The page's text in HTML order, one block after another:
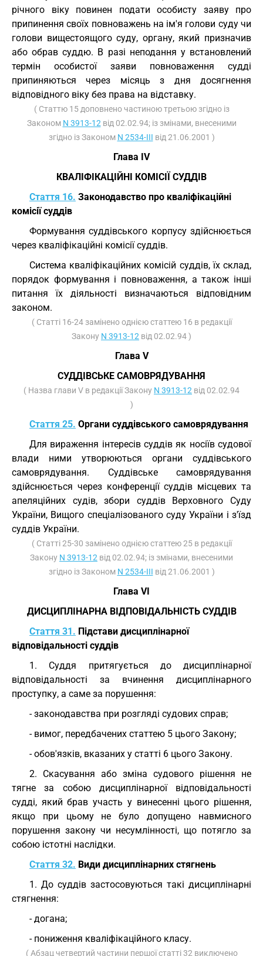
річного віку повинен подати особисту заяву про
припинення своїх повноважень на ім'я голови суду чи
голови вищестоящого суду, органу, який призначив
або обрав суддю. В разі неподання у встановлений
термін особистої заяви повноваження судді
припиняються через місяць з дня досягнення
відповідного віку без права на відставку.
( Статтю 15 доповнено частиною третьою згідно із
Законом N 3913-12 від 02.02.94; із змінами, внесеними
згідно із Законом N 2534-III від 21.06.2001 )
Глава IV
КВАЛІФІКАЦІЙНІ КОМІСІЇ СУДДІВ
Стаття 16. Законодавство про кваліфікаційні
комісії суддів
Формування суддівського корпусу здійснюється
через кваліфікаційні комісії суддів.
Система кваліфікаційних комісій суддів, їх склад,
порядок формування і повноваження, а також інші
питання їх діяльності визначаються відповідним
законом.
( Статті 16-24 замінено однією статтею 16 в редакції
Закону N 3913-12 від 02.02.94 )
Глава V
СУДДІВСЬКЕ САМОВРЯДУВАННЯ
( Назва глави V в редакції Закону N 3913-12 від 02.02.94
)
Стаття 25. Органи суддівського самоврядування
Для вираження інтересів суддів як носіїв судової
влади ними утворюються органи суддівського
самоврядування. Суддівське самоврядування
здійснюється через конференції суддів місцевих та
апеляційних судів, збори суддів Верховного Суду
України, Вищого спеціалізованого суду України і з'їзд
суддів України.
( Статті 25-30 замінено однією статтею 25 в редакції
Закону N 3913-12 від 02.02.94; із змінами, внесеними
згідно із Законом N 2534-III від 21.06.2001 )
Глава VI
ДИСЦИПЛІНАРНА ВІДПОВІДАЛЬНІСТЬ СУДДІВ
Стаття 31. Підстави дисциплінарної
відповідальності суддів
1. Суддя притягується до дисциплінарної
відповідальності за вчинення дисциплінарного
проступку, а саме за порушення:
- законодавства при розгляді судових справ;
- вимог, передбачених статтею 5 цього Закону;
- обов'язків, вказаних у статті 6 цього Закону.
2. Скасування або зміна судового рішення не
тягне за собою дисциплінарної відповідальності
судді, який брав участь у винесенні цього рішення,
якщо при цьому не було допущено навмисного
порушення закону чи несумлінності, що потягло за
собою істотні наслідки.
Стаття 32. Види дисциплінарних стягнень
1. До суддів застосовуються такі дисциплінарні
стягнення:
- догана;
- пониження кваліфікаційного класу.
( Абзац четвертий частини першої статті 32 виключено